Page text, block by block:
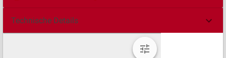
Technische Details